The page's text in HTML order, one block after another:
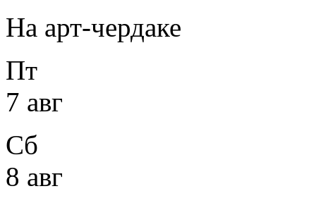
На арт-чердаке
Пт
7 авг
Сб
8 авг